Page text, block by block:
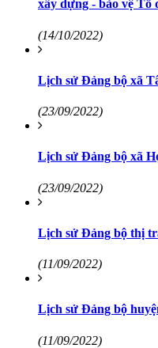
xây dựng - bảo vệ Tổ
(14/10/2022)
Lịch sử Đảng bộ xã
(23/09/2022)
Lịch sử Đảng bộ xã
(23/09/2022)
Lịch sử Đảng bộ thị
(11/09/2022)
Lịch sử Đảng bộ
(11/09/2022)